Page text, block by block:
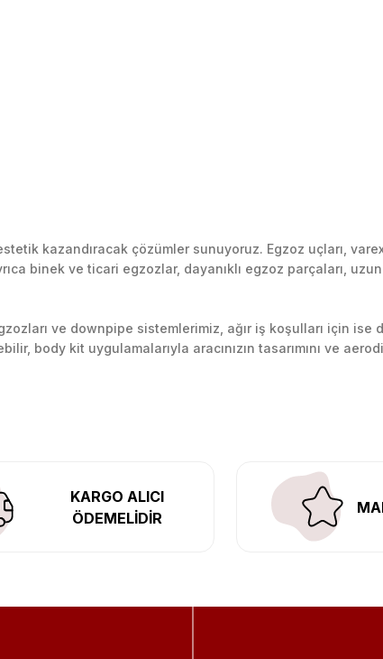
kazandıracak çözümler sunuyoruz. Egzoz uçları,
binek ve ticari egzozlar, dayanıklı egzoz parçaları,
ve downpipe sistemlerimiz, ağır iş koşulları için ise
body kit uygulamalarıyla aracınızın tasarımını ve
montaj merkezimizde profesyonel montaj
KARGO ALICI
ÖDEMELİDİR